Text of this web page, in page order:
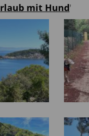
mit Hund'